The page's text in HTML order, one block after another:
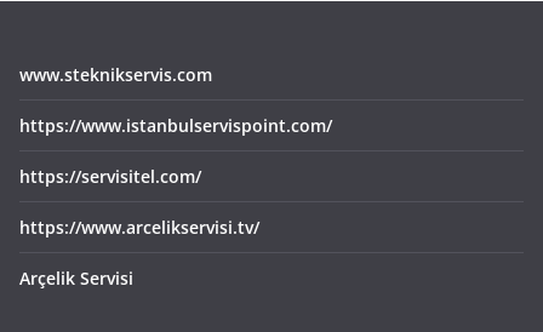
www.steknikservis.com
https://www.istanbulservispoint.com/
https://servisitel.com/
https://www.arcelikservisi.tv/
Arçelik Servisi